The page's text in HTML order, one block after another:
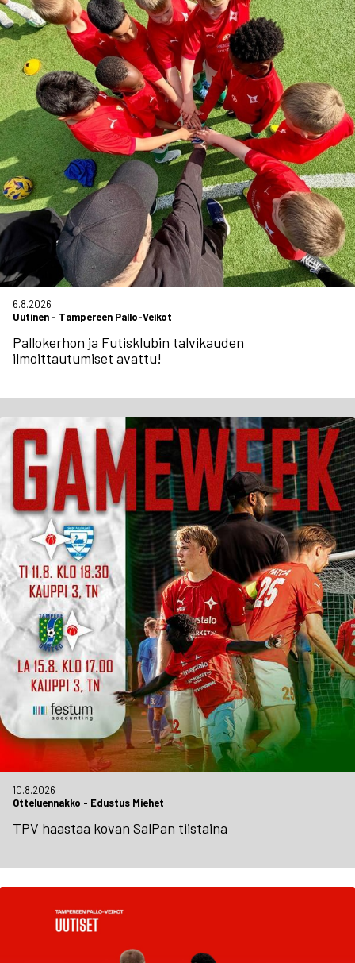
6.8.2026
Uutinen - Tampereen Pallo-Veikot
Pallokerhon ja Futisklubin talvikauden
ilmoittautumiset avattu!
10.8.2026
Otteluennakko - Edustus Miehet
TPV haastaa kovan SalPan tiistaina